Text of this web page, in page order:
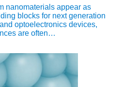
nanomaterials appear as
blocks for next generation
optoelectronics devices,
are often…